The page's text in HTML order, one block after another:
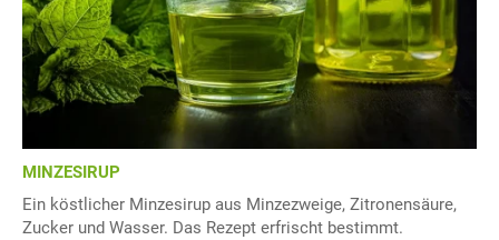
MINZESIRUP
Ein köstlicher Minzesirup aus Minzezweige, Zitronensäure,
Zucker und Wasser. Das Rezept erfrischt bestimmt.